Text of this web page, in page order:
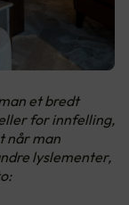
et bredt
for innfelling,
når man
lyslementer,